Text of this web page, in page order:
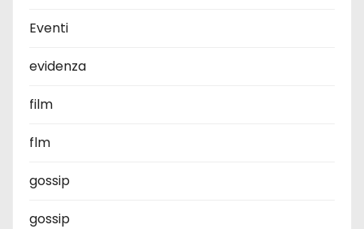
Eventi
evidenza
film
flm
gossip
gossip